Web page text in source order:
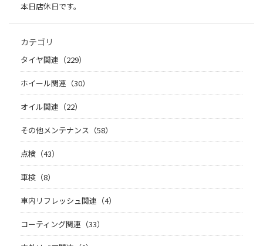
本日店休日です。
カテゴリ
タイヤ関連（229）
ホイール関連（30）
オイル関連（22）
その他メンテナンス（58）
点検（43）
車検（8）
車内リフレッシュ関連（4）
コーティング関連（33）